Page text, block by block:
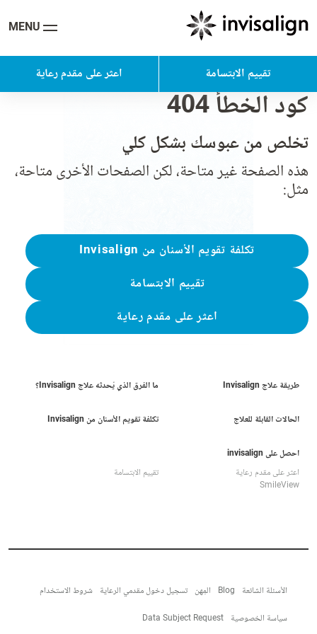
MENU
تقييم الابتسامة اعثر على مقدم رعاية
كود الخطأ 404
تخلص من عبوسك بشكل كلي
هذه الصفحة غير متاحة، لكن الصفحات الأخرى متاحة،
مثل:
تكلفة تقويم الأسنان من Invisalign
تقييم الابتسامة
اعثر على مقدم رعاية
طريقة علاج Invisalign ما الفرق الذي يُحدثه علاج Invisalign؟
الحالات القابلة للعلاج تكلفة تقويم الأسنان من Invisalign
احصل على invisalign
اعثر على مقدم رعاية
تقييم الابتسامة
SmileView
الأسئلة الشائعة Blog المِهن تسجيل دخول مقدمي الرعاية شروط الاستخدام
سياسة الخصوصية Data Subject Request